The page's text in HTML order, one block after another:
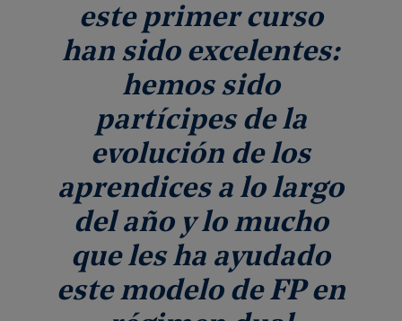
este primer curso
han sido excelentes:
hemos sido
partícipes de la
evolución de los
aprendices a lo largo
del año y lo mucho
que les ha ayudado
este modelo de FP en